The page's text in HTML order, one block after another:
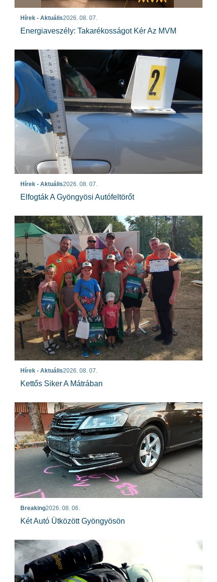
Hírek - Aktuális2026. 08. 07.
Energiaveszély: Takarékosságot Kér Az MVM
Hírek - Aktuális2026. 08. 07.
Elfogták A Gyöngyösi Autófeltörőt
Hírek - Aktuális2026. 08. 07.
Kettős Siker A Mátrában
Breaking2026. 08. 06.
Két Autó Ütközött Gyöngyösön